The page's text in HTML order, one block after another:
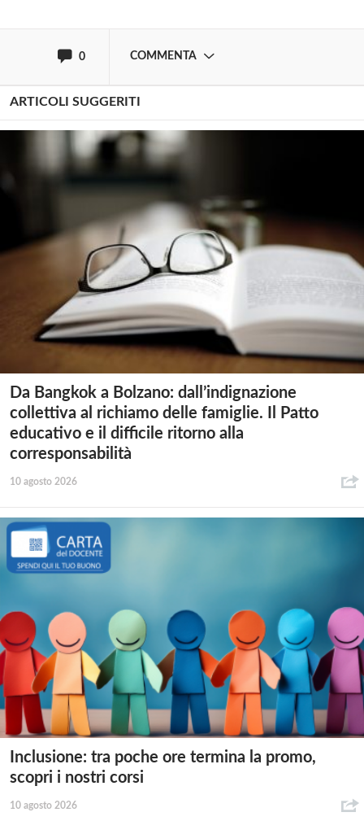
0 COMMENTA
ARTICOLI SUGGERITI
Da Bangkok a Bolzano: dall’indignazione
collettiva al richiamo delle famiglie. Il Patto
educativo e il difficile ritorno alla
corresponsabilità
10 agosto 2026
Inclusione: tra poche ore termina la promo,
scopri i nostri corsi
10 agosto 2026